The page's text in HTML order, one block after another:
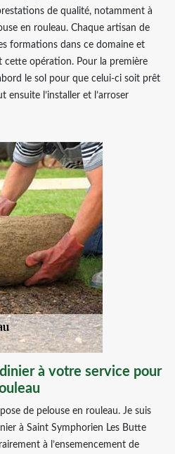
de qualité, notamment à
en rouleau. Chaque artisan de
formations dans ce domaine et
opération. Pour la première
le sol pour que celui-ci soit prêt
ensuite l’installer et l’arroser
à votre service pour
de pelouse en rouleau. Je suis
à Saint Symphorien Les Butte
à l’ensemencement de